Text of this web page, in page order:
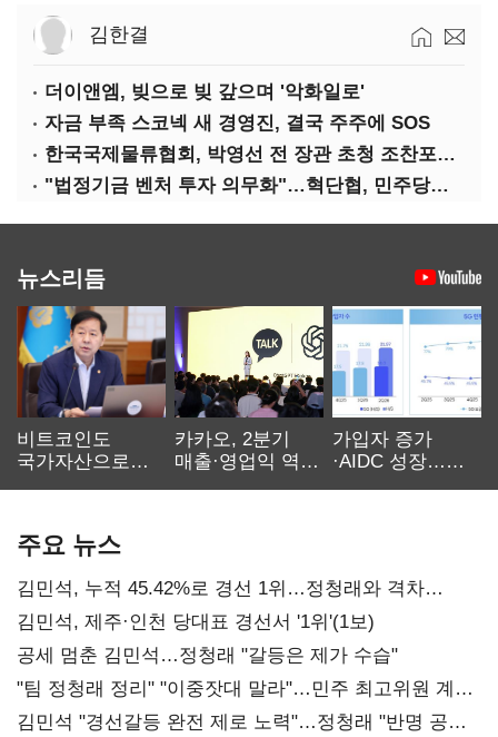
김한결
더이앤엠, 빚으로 빚 갚으며 '악화일로'
자금 부족 스코넥 새 경영진, 결국 주주에 SOS
한국국제물류협회, 박영선 전 장관 초청 조찬포럼 개최
"법정기금 벤처 투자 의무화"…혁단협, 민주당과 정책협약식 개최
뉴스리듬
비트코인도
국가자산으로…'
카카오, 2분기
매출·영업익 역대
가입자 증가
·AIDC 성장…
주요 뉴스
김민석, 누적 45.42%로 경선 1위…정청래와 격차
0.86%p(2보)
김민석, 제주·인천 당대표 경선서 '1위'(1보)
공세 멈춘 김민석…정청래 "갈등은 제가 수습"
"팀 정청래 정리" "이중잣대 말라"…민주 최고위원 계파
다툼 격화
김민석 "경선갈등 완전 제로 노력"…정청래 "반명 공세